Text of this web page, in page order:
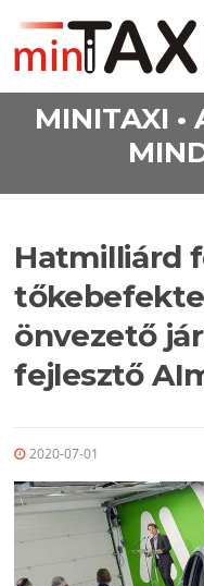
MINITAXI •
Hatmilliárd
önvezető
fejlesztő
2020-07-01